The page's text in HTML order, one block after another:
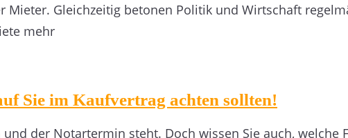
Mieter. Gleichzeitig betonen Politik und Wirtschaft
mehr
Sie im Kaufvertrag achten sollten!
der Notartermin steht. Doch wissen Sie auch,